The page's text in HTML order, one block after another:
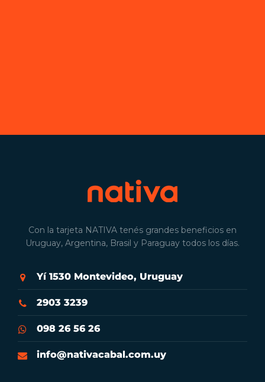
Con la tarjeta NATIVA tenés grandes beneficios en
Uruguay, Argentina, Brasil y Paraguay todos los días.
Yí 1530 Montevideo, Uruguay
2903 3239
098 26 56 26
info@nativacabal.com.uy